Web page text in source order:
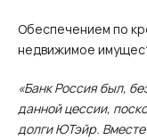
Обеспечением по
недвижимое
«Банк Россия был,
данной цессии,
долги ЮТэйр.